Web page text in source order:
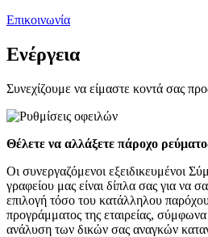
Επικοινωνία
Ενέργεια
Συνεχίζουμε να είμαστε κοντά σας
Θέλετε να αλλάξετε πάροχο
Οι συνεργαζόμενοι εξειδικευμένοι
γραφείου μας είναι δίπλα σας για να
επιλογή τόσο του κατάλληλου
προγράμματος της εταιρείας,
ανάλυση των δικών σας αναγκών